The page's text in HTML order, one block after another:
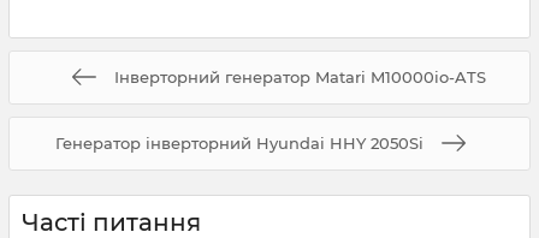
Інверторний генератор Matari M10000io-ATS
Генератор інверторний Hyundai HHY 2050Si
Часті питання